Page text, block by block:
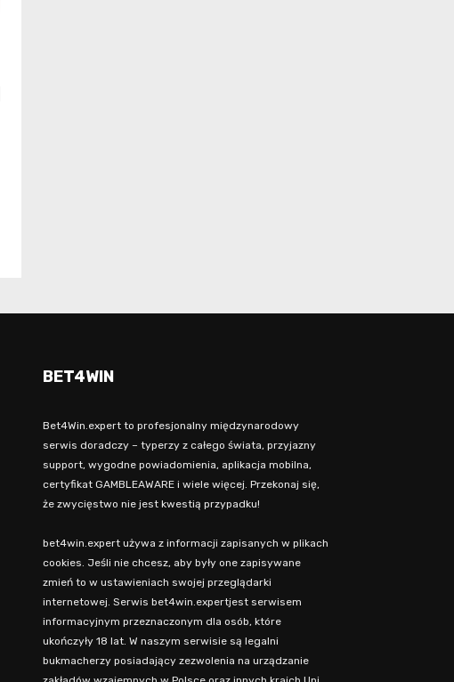
BET4WIN
Bet4Win.expert to profesjonalny międzynarodowy
serwis doradczy – typerzy z całego świata, przyjazny
support, wygodne powiadomienia, aplikacja mobilna,
certyfikat GAMBLEAWARE i wiele więcej. Przekonaj się,
że zwycięstwo nie jest kwestią przypadku!
bet4win.expert używa z informacji zapisanych w plikach
cookies. Jeśli nie chcesz, aby były one zapisywane
zmień to w ustawieniach swojej przeglądarki
internetowej. Serwis bet4win.expertjest serwisem
informacyjnym przeznaczonym dla osób, które
ukończyły 18 lat. W naszym serwisie są legalni
bukmacherzy posiadający zezwolenia na urządzanie